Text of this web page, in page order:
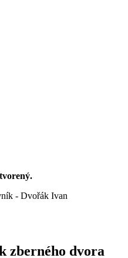
- Dvořák Ivan
zberného dvora